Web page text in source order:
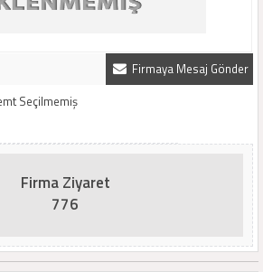
Firmaya Mesaj Gönder
Seçilmemiş
Firma Ziyaret
776